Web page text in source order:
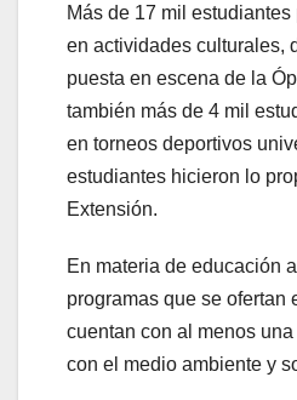
Más de 17 mil
en actividades culturales,
puesta en escena de la
también más de 4 mil
en torneos deportivos
estudiantes hicieron lo
Extensión.
En materia de educación
programas que se ofertan
cuentan con al menos
con el medio ambiente y